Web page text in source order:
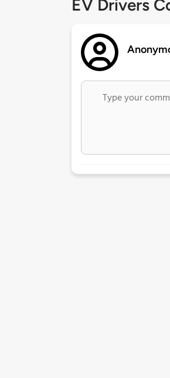
EV Drivers